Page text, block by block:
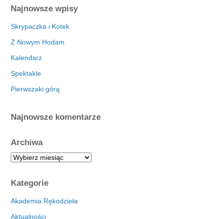
Najnowsze wpisy
Skrypaczka i Kotek
Z Nowym Hodam
Kalendarz
Spektakle
Pierwszaki górą
Najnowsze komentarze
Archiwa
A
h
i
Kategorie
Akademia Rękodzieła
Aktualności